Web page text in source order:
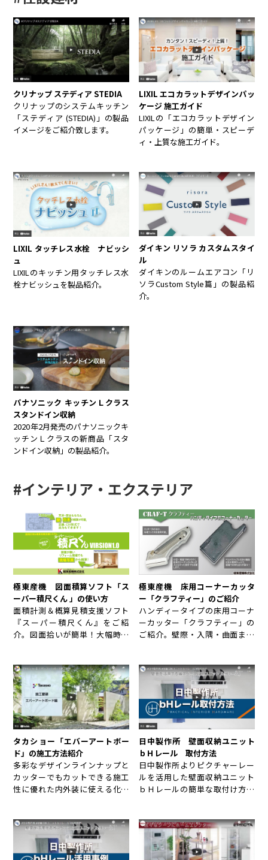
クリナップ ステディア STEDIA
クリナップのシステムキッチン
「ステディア (STEDIA)」の製品
イメージをご紹介致します。
LIXIL エコカラットデザインパッ
ケージ 施工ガイド
LIXILの「エコカラットデザイン
パッケージ」の簡単・スピーデ
ィ・上質な施工ガイド。
LIXIL タッチレス水栓 ナビッシ
ュ
LIXILのキッチン用タッチレス水
栓ナビッシュを製品紹介。
ダイキン リソラ カスタムスタイ
ル
ダイキンのルームエアコン「リ
ソラCustom Style篇」の製品紹
介。
パナソニック キッチンＬクラス
スタンドイン収納
2020年2月発売のパナソニックキ
ッチンＬクラスの新商品「スタ
ンドイン収納」の製品紹介。
#インテリア・エクステリア
極東産機 図面積算ソフト「ス
ーパー積尺くん 」の使い方
面積計測＆概算見積支援ソフト
『スーパー積尺くん』をご紹
介。図面拾いが簡単！大幅時間
にご購入頂いた方に、10月末日
までリモートサポートを1回無償
サービス。
極東産機 床用コーナーカッタ
ー「クラフティー」のご紹介
ハンディータイプの床用コーナ
ーカッター「クラフティー」の
ご紹介。壁際・入隅・曲面まで
タカショー「エバーアートボー
ド」の施工方法紹介
多彩なデザインラインナップと
カッターでもカットできる施工
性に優れた内外装に使える化粧
日中製作所 壁面収納ユニット
ｂＨレール 取付方法
日中製作所よりピクチャーレー
ルを活用した壁面収納ユニット
ｂＨレールの簡単な取付け方法